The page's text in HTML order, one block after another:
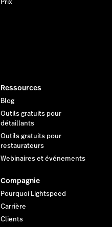
Prix
Ressources
Blog
Outils gratuits pour
détaillants
Outils gratuits pour
restaurateurs
Webinaires et événements
Compagnie
Pourquoi Lightspeed
Carrière
Clients